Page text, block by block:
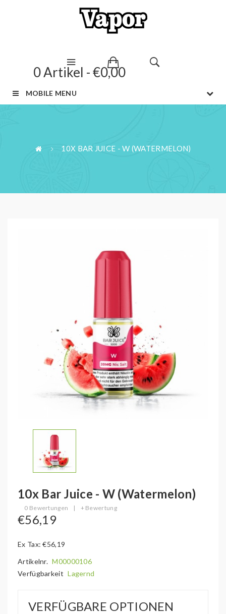
0 Artikel - €0,00
MOBILE MENU
10X BAR JUICE - W (WATERMELON)
10x Bar Juice - W (Watermelon)
0 Bewertungen | + Bewertung
€56,19
Ex Tax: €56,19
Artikelnr. M00000106
Verfügbarkeit Lagernd
VERFÜGBARE OPTIONEN